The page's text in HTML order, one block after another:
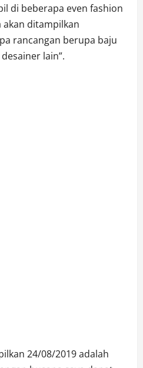
di beberapa even fashion
akan ditampilkan
rancangan berupa baju
lain”.
24/08/2019 adalah